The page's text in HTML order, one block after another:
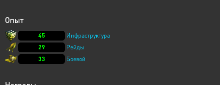
Опыт
45
Инфраструктура
29
Рейды
33
Боевой